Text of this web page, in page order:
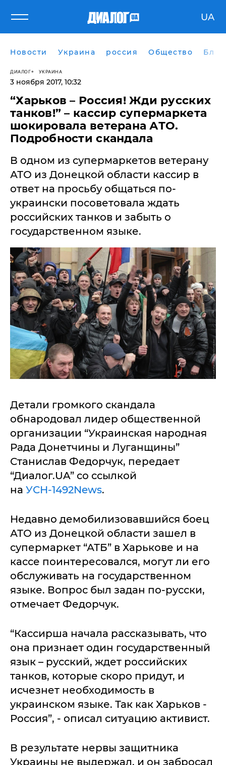
UA
Новости Украина россия Общество
ДИАЛОГ УКРАИНА
3 ноября 2017, 10:32
“Харьков – Россия! Жди русских
танков!” – кассир супермаркета
шокировала ветерана АТО.
Подробности скандала
​В одном из супермаркетов ветерану
АТО из Донецкой области кассир в
ответ на просьбу общаться по-
украински посоветовала ждать
российских танков и забыть о
государственном языке.
Детали громкого скандала
обнародовал лидер общественной
организации “Украинская народная
Рада Донетчины и Луганщины”
Станислав Федорчук, передает
“Диалог.UA” со ссылкой
на УСН-1492News.
Недавно демобилизовавшийся боец
АТО из Донецкой области зашел в
супермаркет “АТБ” в Харькове и на
кассе поинтересовался, могут ли его
обслуживать на государственном
языке. Вопрос был задан по-русски,
отмечает Федорчук.
“Кассирша начала рассказывать, что
она признает один государственный
язык – русский, ждет российских
танков, которые скоро придут, и
исчезнет необходимость в
украинском языке. Так как Харьков -
Россия”, - описал ситуацию активист.
В результате нервы защитника
Украины не выдержал, и он забросал